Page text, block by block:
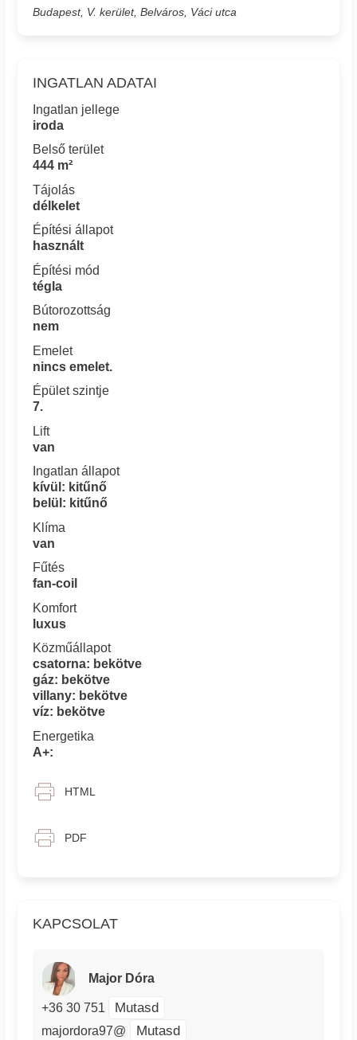
Budapest, V. kerület, Belváros, Váci utca
KAPCSOLAT
Major Dóra
+36 30 751 Mutasd
majordora97@ Mutasd
INGATLAN ADATAI
Ingatlan jellege
iroda
Belső terület
444 m²
Tájolás
délkelet
Építési állapot
használt
Építési mód
tégla
Bútorozottság
nem
Emelet
nincs emelet.
Épület szintje
7.
Lift
van
Ingatlan állapot
kívül: kitűnő
belül: kitűnő
Klíma
van
Fűtés
fan-coil
Komfort
luxus
Közműállapot
csatorna: bekötve
gáz: bekötve
villany: bekötve
víz: bekötve
Energetika
A+:
HTML
PDF